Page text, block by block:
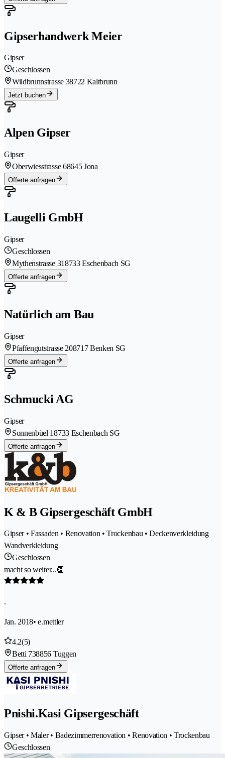
Gipserhandwerk Meier
Gipser
Geschlossen
Wildbrunnstrasse 38722 Kaltbrunn
Jetzt buchen
Alpen Gipser
Gipser
Oberwiesstrasse 68645 Jona
Offerte anfragen
Laugelli GmbH
Gipser
Geschlossen
Mythenstrasse 318733 Eschenbach SG
Offerte anfragen
Natürlich am Bau
Gipser
Pfaffengutstrasse 208717 Benken SG
Offerte anfragen
Schmucki AG
Gipser
Sonnenbüel 18733 Eschenbach SG
Offerte anfragen
K & B Gipsergeschäft GmbH
Gipser • Fassaden • Renovation • Trockenbau • Deckenverkleidung
Wandverkleidung
Geschlossen
macht so weiter...👏
.
Jan. 2018• e.mettler
4.2(5)
Betti 738856 Tuggen
Offerte anfragen
Pnishi.Kasi Gipsergeschäft
Gipser • Maler • Badezimmerrenovation • Renovation • Trockenbau
Geschlossen